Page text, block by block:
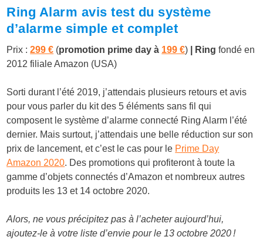
Ring Alarm avis test du système
d’alarme simple et complet
Prix :299 € (promotion prime day à 199 €) | Ringfondé en
2012 filiale Amazon (USA)
Sorti durant l’été 2019, j’attendais plusieurs retours et avis
pour vous parler du kit des 5 éléments sans fil qui
composent le système d’alarme connecté Ring Alarm l’été
dernier. Mais surtout, j’attendais une belle réduction sur son
prix de lancement, et c’est le cas pour le Prime Day
Amazon 2020. Des promotions qui profiteront à toute la
gamme d’objets connectés d’Amazon et nombreux autres
produits les 13 et 14 octobre 2020.
Alors, ne vous précipitez pas à l’acheter aujourd’hui,
ajoutez-le à votre liste d’envie pour le 13 octobre 2020 !